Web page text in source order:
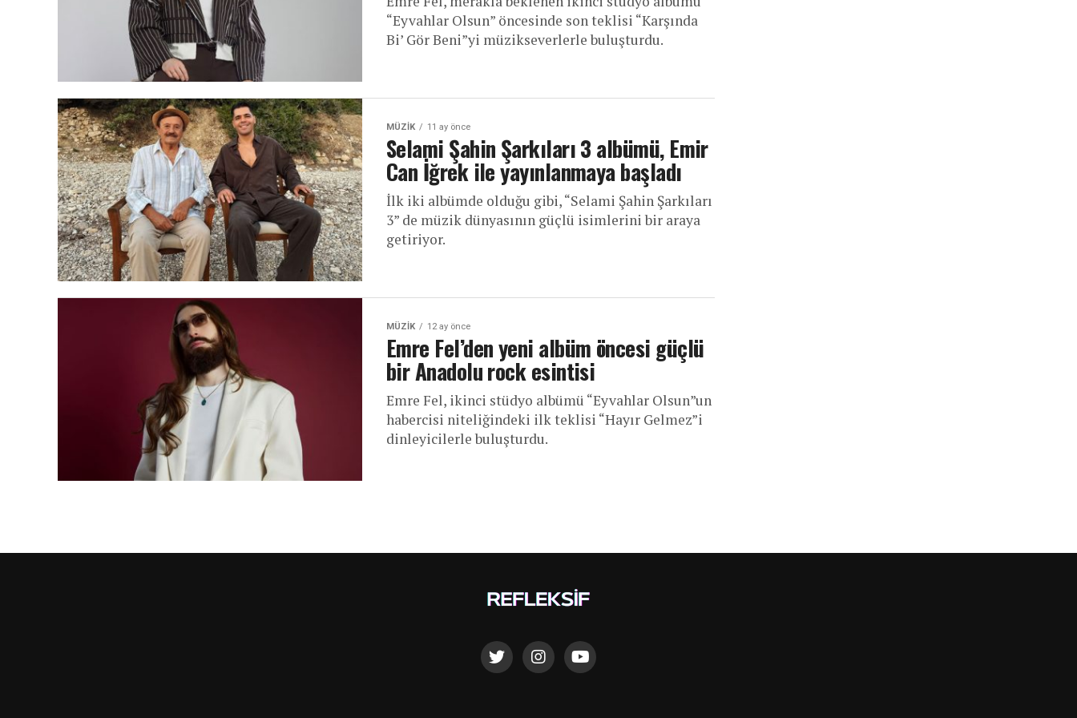
“Eyvahlar Olsun” öncesinde son teklisi “Karşında
Bi’ Gör Beni”yi müzikseverlerle buluşturdu.
MÜZIK 11 ay önce
Selami Şahin Şarkıları 3 albümü, Emir
Can İğrek ile yayınlanmaya başladı
İlk iki albümde olduğu gibi, “Selami Şahin Şarkıları
3” de müzik dünyasının güçlü isimlerini bir araya
getiriyor.
MÜZIK 12 ay önce
Emre Fel’den yeni albüm öncesi güçlü
bir Anadolu rock esintisi
Emre Fel, ikinci stüdyo albümü “Eyvahlar Olsun”un
habercisi niteliğindeki ilk teklisi “Hayır Gelmez”i
dinleyicilerle buluşturdu.